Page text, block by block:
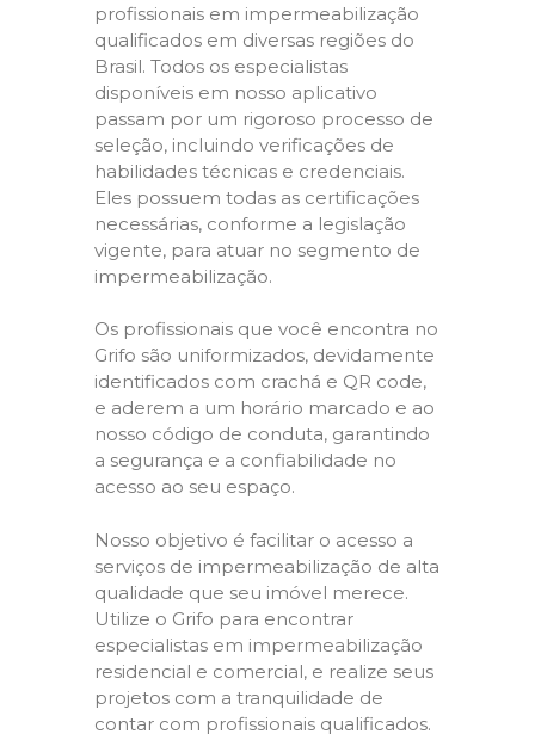
profissionais em impermeabilização
qualificados em diversas regiões do
Brasil. Todos os especialistas
disponíveis em nosso aplicativo
passam por um rigoroso processo de
seleção, incluindo verificações de
habilidades técnicas e credenciais.
Eles possuem todas as certificações
necessárias, conforme a legislação
vigente, para atuar no segmento de
impermeabilização.
Os profissionais que você encontra no
Grifo são uniformizados, devidamente
identificados com crachá e QR code,
e aderem a um horário marcado e ao
nosso código de conduta, garantindo
a segurança e a confiabilidade no
acesso ao seu espaço.
Nosso objetivo é facilitar o acesso a
serviços de impermeabilização de alta
qualidade que seu imóvel merece.
Utilize o Grifo para encontrar
especialistas em impermeabilização
residencial e comercial, e realize seus
projetos com a tranquilidade de
contar com profissionais qualificados.